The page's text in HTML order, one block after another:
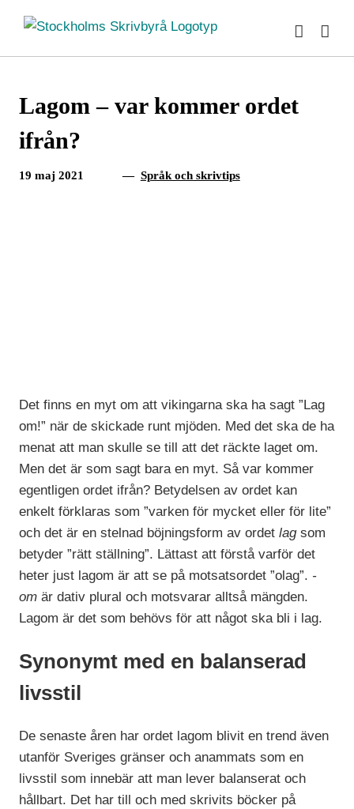
innehållet
Lagom – var kommer ordet
ifrån?
19 maj 2021 — Språk och skrivtips
Det finns en myt om att vikingarna ska ha sagt ”Lag
om!” när de skickade runt mjöden. Med det ska de ha
menat att man skulle se till att det räckte laget om.
Men det är som sagt bara en myt. Så var kommer
egentligen ordet ifrån? Betydelsen av ordet kan
enkelt förklaras som ”varken för mycket eller för lite”
och det är en stelnad böjningsform av ordetlagsom
betyder ”rätt ställning”. Lättast att förstå varför det
heter just lagom är att se på motsatsordet ”olag”. -
om är dativ plural och motsvarar alltså mängden.
Lagom är det som behövs för att något ska bli i lag.
Synonymt med en balanserad
livsstil
De senaste åren har ordet lagom blivit en trend även
utanför Sveriges gränser och anammats som en
livsstil som innebär att man lever balanserat och
hållbart. Det har till och med skrivits böcker på